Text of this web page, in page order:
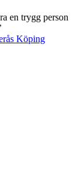
en trygg person
Köping